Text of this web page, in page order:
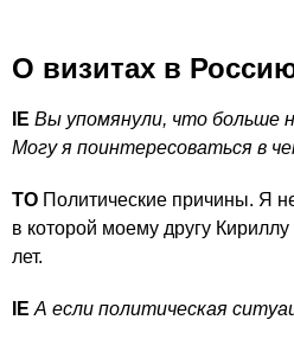
О визитах в
IE Вы упомянули, что больше
Могу я поинтересоваться в
ТО Политические причины. Я
в которой моему другу
лет.
IE А если политическая